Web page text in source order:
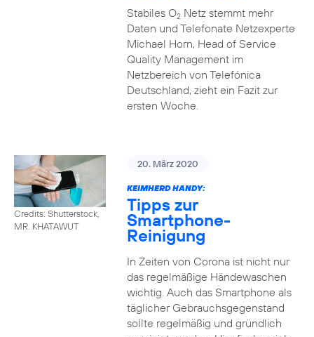
Stabiles O2Netz stemmt mehr
Daten und Telefonate Netzexperte
Michael Horn, Head of Service
Quality Management im
Netzbereich von Telefónica
Deutschland, zieht ein Fazit zur
ersten Woche.
Credits: Shutterstock,
MR. KHATAWUT
20. März 2020
KEIMHERD HANDY:
Tipps zur
Smartphone-
Reinigung
In Zeiten von Corona ist nicht nur
das regelmäßige Händewaschen
wichtig. Auch das Smartphone als
täglicher Gebrauchsgegenstand
sollte regelmäßig und gründlich